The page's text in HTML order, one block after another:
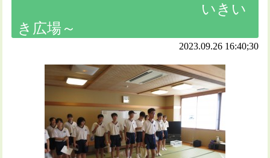
いきい
き広場～
2023.09.26 16:40;30